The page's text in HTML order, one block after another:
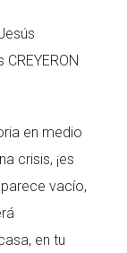
en medio
crisis, ¡es
vacío,
en tu